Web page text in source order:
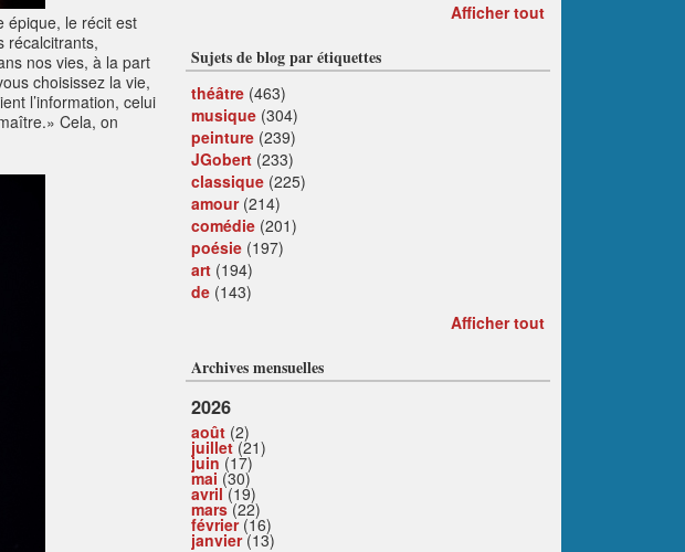
épique, le récit est
récalcitrants,
nos vies, à la part
choisissez la vie,
l’information, celui
Cela, on
Afficher tout
Sujets de blog par étiquettes
théâtre (463)
musique (304)
peinture (239)
JGobert (233)
classique (225)
amour(214)
comédie (201)
poésie (197)
art (194)
de (143)
Afficher tout
Archives mensuelles
2026
août (2)
juillet(21)
juin (17)
mai (30)
avril(19)
mars(22)
février(16)
janvier(13)